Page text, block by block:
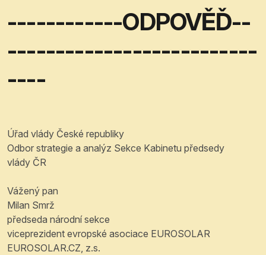
------------ODPOVĚĎ--
--------------------------
----
Úřad vlády České republiky
Odbor strategie a analýz Sekce Kabinetu předsedy
vlády ČR
Vážený pan
Milan Smrž
předseda národní sekce
viceprezident evropské asociace EUROSOLAR
EUROSOLAR.CZ, z.s.